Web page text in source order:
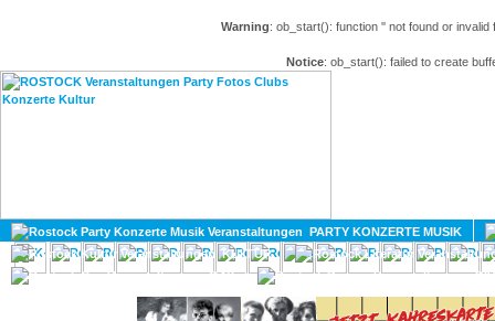
Warning: ob_start(): function '' not found or
Notice: ob_start(): failed to create
PARTY KONZERTE MUSIK
KULTUR
GAY